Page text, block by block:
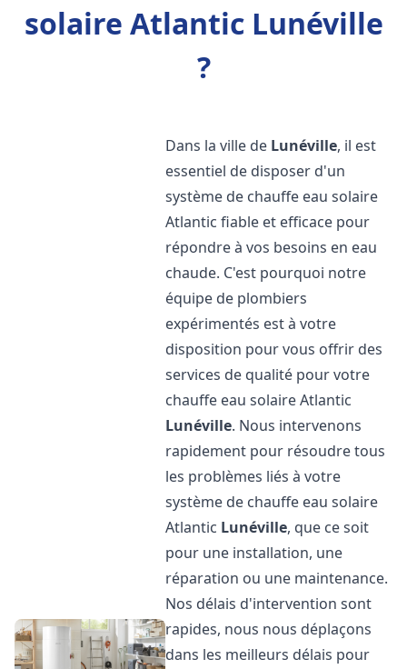
solaire Atlantic Lunéville
?
Dans la ville de Lunéville, il est
essentiel de disposer d'un
système de chauffe eau solaire
Atlantic fiable et efficace pour
répondre à vos besoins en eau
chaude. C'est pourquoi notre
équipe de plombiers
expérimentés est à votre
disposition pour vous offrir des
services de qualité pour votre
chauffe eau solaire Atlantic
Lunéville. Nous intervenons
rapidement pour résoudre tous
les problèmes liés à votre
système de chauffe eau solaire
Atlantic Lunéville, que ce soit
pour une installation, une
réparation ou une maintenance.
Nos délais d'intervention sont
rapides, nous nous déplaçons
dans les meilleurs délais pour